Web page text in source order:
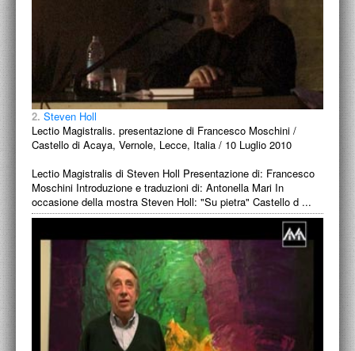
2. Steven Holl
Lectio Magistralis. presentazione di Francesco Moschini /
Castello di Acaya, Vernole, Lecce, Italia / 10 Luglio 2010
Lectio Magistralis di Steven Holl Presentazione di: Francesco
Moschini Introduzione e traduzioni di: Antonella Mari In
occasione della mostra Steven Holl: "Su pietra" Castello d ...